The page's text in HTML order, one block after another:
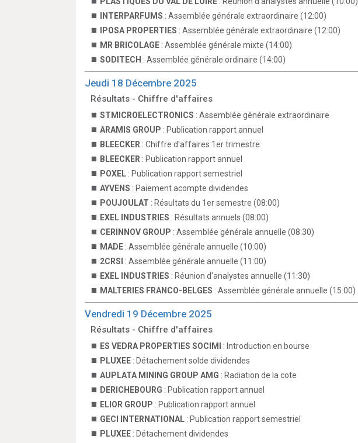
INTERPARFUMS : Assemblée générale extraordinaire (12:00)
IPOSA PROPERTIES : Assemblée générale extraordinaire (12:00)
MR BRICOLAGE : Assemblée générale mixte (14:00)
SODITECH : Assemblée générale ordinaire (14:00)
Jeudi 18 Décembre 2025
Résultats - Chiffre d'affaires
STMICROELECTRONICS : Assemblée générale extraordinaire
ARAMIS GROUP : Publication rapport annuel
BLEECKER : Chiffre d'affaires 1er trimestre
BLEECKER : Publication rapport annuel
POXEL : Publication rapport semestriel
AYVENS : Paiement acompte dividendes
POUJOULAT : Résultats du 1er semestre (08:00)
EXEL INDUSTRIES : Résultats annuels (08:00)
CERINNOV GROUP : Assemblée générale annuelle (08:30)
MADE : Assemblée générale annuelle (10:00)
2CRSI : Assemblée générale annuelle (11:00)
EXEL INDUSTRIES : Réunion d'analystes annuelle (11:30)
MALTERIES FRANCO-BELGES : Assemblée générale annuelle (15:00)
Vendredi 19 Décembre 2025
Résultats - Chiffre d'affaires
ES VEDRA PROPERTIES SOCIMI
: Introduction en bourse
PLUXEE : Détachement solde dividendes
AUPLATA MINING GROUP AMG : Radiation de la cote
DERICHEBOURG : Publication rapport annuel
ELIOR GROUP : Publication rapport annuel
GECI INTERNATIONAL : Publication rapport semestriel
PLUXEE : Détachement dividendes